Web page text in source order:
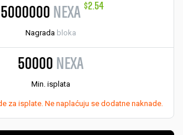
5000000 NEXA $2.54
Nagrada bloka
50000 NEXA
Min. isplata
za isplate. Ne naplaćuju se dodatne naknade.